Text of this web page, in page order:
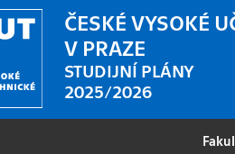
ČESKÉ VYSOKÉ
V PRAZE
STUDIJNÍ PLÁNY
2025/2026